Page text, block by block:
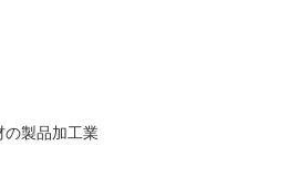
の製品加工業